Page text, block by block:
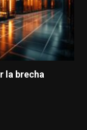
la brecha